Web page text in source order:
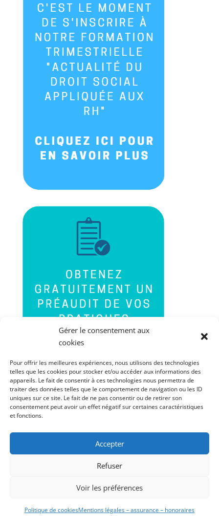
Gérer le consentement aux
cookies
Pour offrir les meilleures expériences, nous utilisons des technologies
telles que les cookies pour stocker et/ou accéder aux informations des
appareils. Le fait de consentir à ces technologies nous permettra de
traiter des données telles que le comportement de navigation ou les ID
uniques sur ce site. Le fait de ne pas consentir ou de retirer son
consentement peut avoir un effet négatif sur certaines caractéristiques
et fonctions.
Accepter
Refuser
Voir les préférences
Politique de cookiesMentions légales – assurance – honoraires
PORTABLE : 06 60 85 41 84
FIXE : 03 67 70 03 90
HONORAIRES – RÉCLAMATIONS